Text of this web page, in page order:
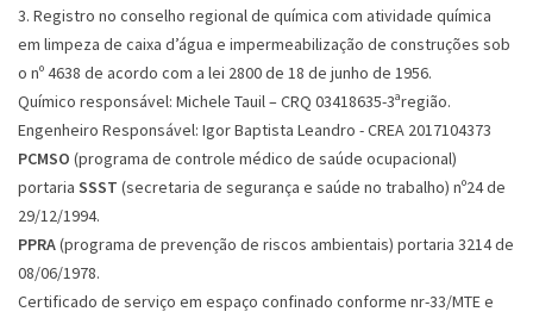
3. Registro no conselho regional de química com atividade química
em limpeza de caixa d’água e impermeabilização de construções sob
o nº 4638 de acordo com a lei 2800 de 18 de junho de 1956.
Químico responsável: Michele Tauil – CRQ 03418635-3ªregião.
Engenheiro Responsável: Igor Baptista Leandro - CREA 2017104373
PCMSO (programa de controle médico de saúde ocupacional)
portaria SSST (secretaria de segurança e saúde no trabalho) nº24 de
29/12/1994.
PPRA(programa de prevenção de riscos ambientais) portaria 3214 de
08/06/1978.
Certificado de serviço em espaço confinado conforme nr-33/MTE e